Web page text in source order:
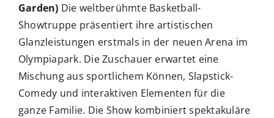
Garden) Die weltberühmte Basketball-
Showtruppe präsentiert ihre artistischen
Glanzleistungen erstmals in der neuen Arena im
Olympiapark. Die Zuschauer erwartet eine
Mischung aus sportlichem Können, Slapstick-
Comedy und interaktiven Elementen für die
ganze Familie. Die Show kombiniert spektakuläre